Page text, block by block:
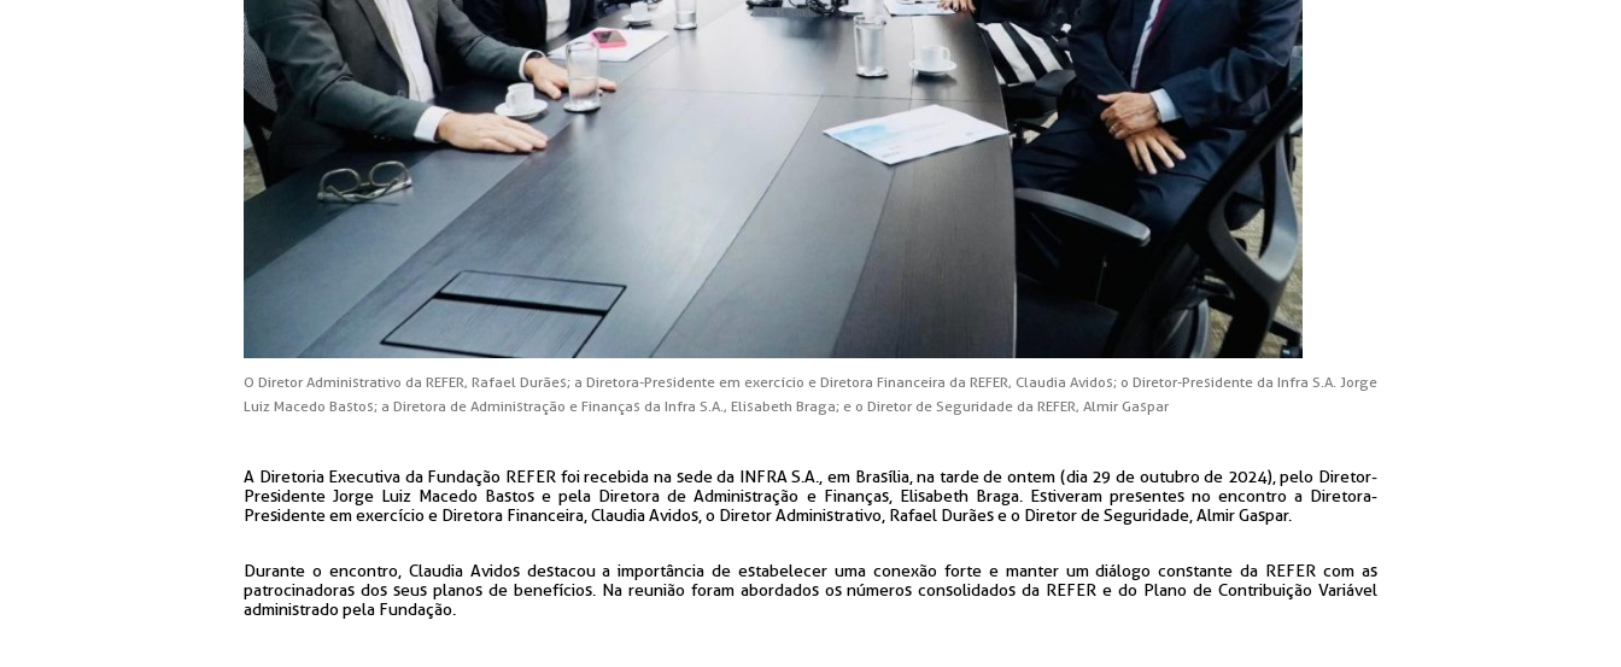
O Diretor Administrativo da REFER, Rafael Durães; a Diretora-Presidente em exercício e Diretora Financeira da REFER, Claudia Avidos; o Diretor-Presidente da Infra S.A. Jorge
Luiz Macedo Bastos; a Diretora de Administração e Finanças da Infra S.A., Elisabeth Braga; e o Diretor de Seguridade da REFER, Almir Gaspar
A Diretoria Executiva da Fundação REFER foi recebida na sede da INFRA S.A., em Brasília, na tarde de ontem (dia 29 de outubro de 2024), pelo Diretor-
Presidente Jorge Luiz Macedo Bastos e pela Diretora de Administração e Finanças, Elisabeth Braga. Estiveram presentes no encontro a Diretora-
Presidente em exercício e Diretora Financeira, Claudia Avidos, o Diretor Administrativo, Rafael Durães e o Diretor de Seguridade, Almir Gaspar.
Durante o encontro, Claudia Avidos destacou a importância de estabelecer uma conexão forte e manter um diálogo constante da REFER com as
patrocinadoras dos seus planos de benefícios. Na reunião foram abordados os números consolidados da REFER e do Plano de Contribuição Variável
administrado pela Fundação.